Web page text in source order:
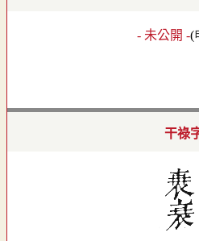
- 未公開 -(
干祿